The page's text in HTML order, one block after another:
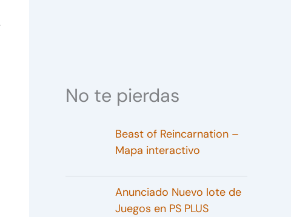
No te pierdas
Beast of Reincarnation –
Mapa interactivo
Anunciado Nuevo lote de
Juegos en PS PLUS